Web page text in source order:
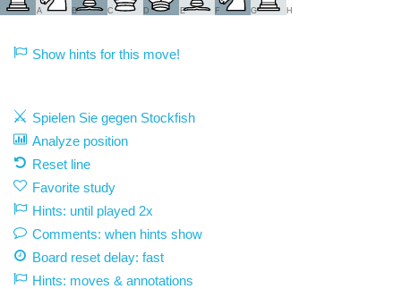
A B C D E F G H
Show hints for this move!
Spielen Sie gegen Stockfish
Analyze position
Reset line
Favorite study
Hints: until played 2x
Comments: when hints show
Board reset delay: fast
Hints: moves & annotations